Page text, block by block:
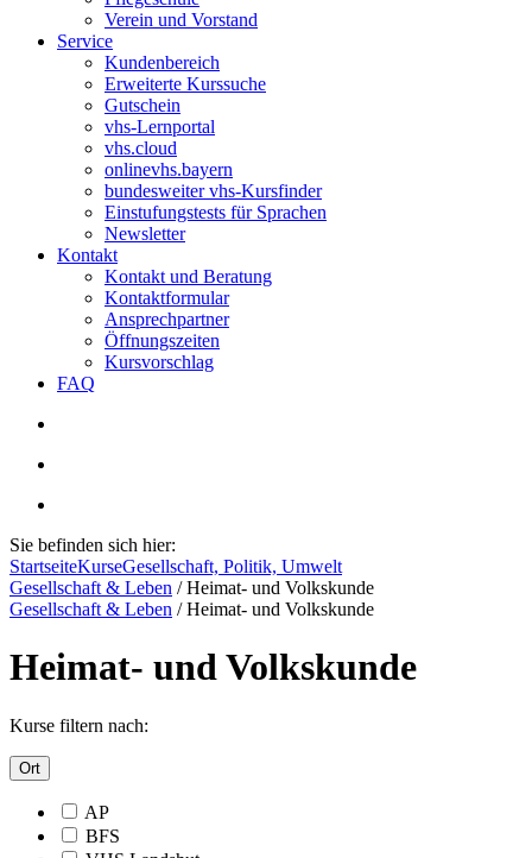
Verein und Vorstand
Service
Kundenbereich
Erweiterte Kurssuche
Gutschein
vhs-Lernportal
vhs.cloud
onlinevhs.bayern
bundesweiter vhs-Kursfinder
Einstufungstests für Sprachen
Newsletter
Kontakt
Kontakt und Beratung
Kontaktformular
Ansprechpartner
Öffnungszeiten
Kursvorschlag
FAQ
Sie befinden sich hier:
StartseiteKurseGesellschaft, Politik, Umwelt
Gesellschaft & Leben /Heimat- und Volkskunde
Gesellschaft & Leben /Heimat- und Volkskunde
Heimat- und Volkskunde
Kurse filtern nach:
Ort
AP
BFS